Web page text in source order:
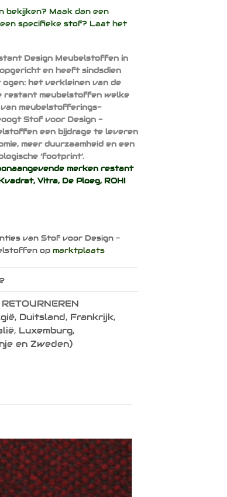
bekijken? Maak dan een
specifieke stof? Laat het
Design Meubelstoffen in
en heeft sindsdien
het verkleinen van de
restant meubelstoffen welke
meubelstofferings-
Stof voor Design -
een bijdrage te leveren
meer duurzaamheid en een
‘footprint’.
merken restant
, Vitra, De Ploeg, ROHI
van Stof voor Design -
op marktplaats
Duitsland, Frankrijk,
Luxemburg,
en Zweden)
Toevoegen
aan
verlanglijst